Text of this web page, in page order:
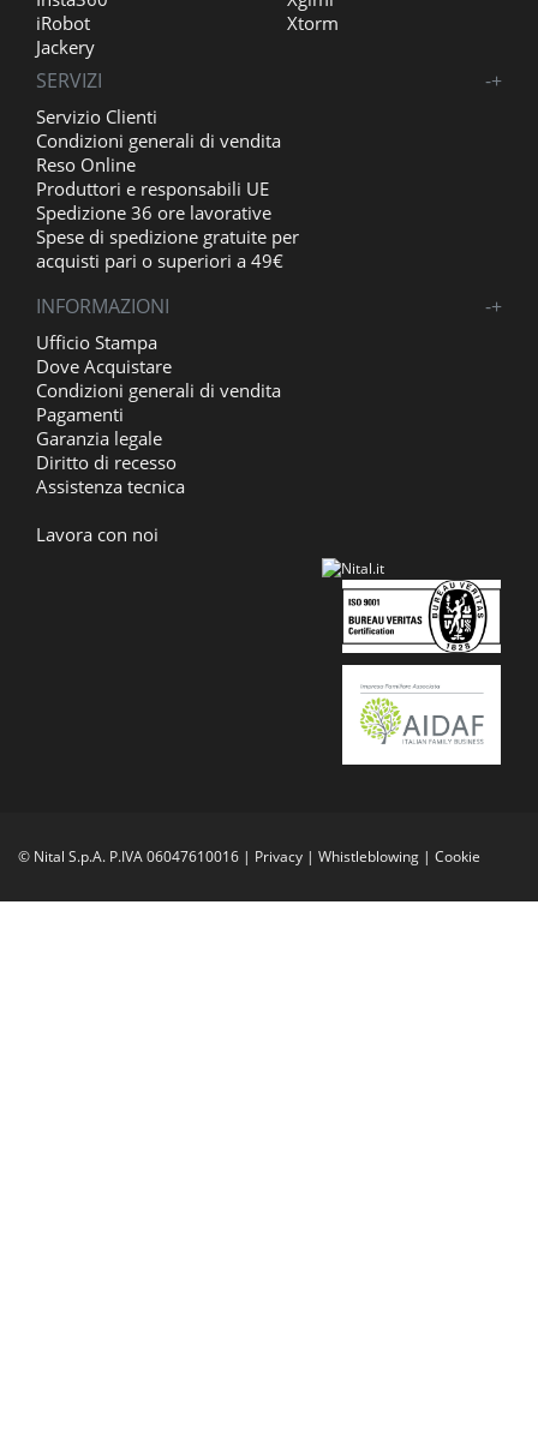
iRobot
Jackery
Xtorm
SERVIZI +
-
Servizio Clienti
Condizioni generali di vendita
Reso Online
Produttori e responsabili UE
Spedizione 36 ore lavorative
Spese di spedizione gratuite per
acquisti pari o superiori a 49€
INFORMAZIONI +
-
Ufficio Stampa
Dove Acquistare
Condizioni generali di vendita
Pagamenti
Garanzia legale
Diritto di recesso
Assistenza tecnica
Lavora con noi
© Nital S.p.A. P.IVA 06047610016 | Privacy | Whistleblowing | Cookie